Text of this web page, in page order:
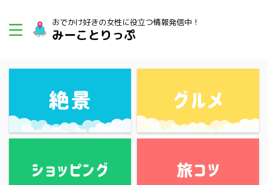
おでかけ好きの女性に役立つ情報発信中！
みーことりっぷ